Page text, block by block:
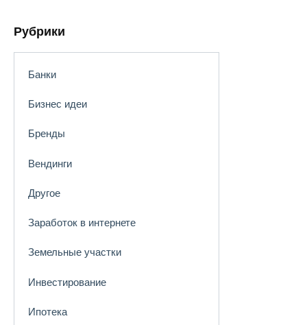
Рубрики
Банки
Бизнес идеи
Бренды
Вендинги
Другое
Заработок в интернете
Земельные участки
Инвестирование
Ипотека